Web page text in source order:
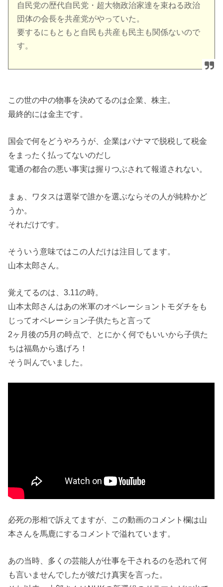
自民党の歴代自民党・超大物政治家達を束ねる政治
団体の会長を共産党がやっていた。
要するにもともと自民も共産も民主も関係ないので
す。
この世の中の物事を決めてるのは企業、株主。
最終的には金主です。
国会で何をどうやろうが、企業はパナマで脱税して税金
をまったく払ってないのだし
電通の都合の悪い事実は握りつぶされて報道されない。
まぁ、ワタスは選挙で誰かを選ぶならその人が純粋かど
うか。
それだけです。
そういう意味ではこの人だけは注目してます。
山本太郎さん。
覚えてるのは、3.11の時。
山本太郎さんはあの米軍のオペレーショントモダチをも
じってオペレーション子供たちと言って
2ヶ月後の5月の時点で、とにかく何でもいいから子供た
ちは福島から逃げろ！
そう叫んでいました。
必死の形相で訴えてますが、この動画のコメント欄は山
本さんを馬鹿にするコメントで溢れています。
あの当時、多くの芸能人が仕事を干されるのを恐れて何
も言いませんでしたが彼だけ真実を言った。